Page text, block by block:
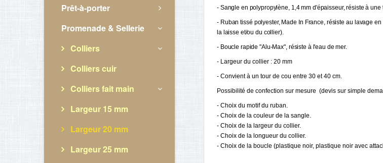
Prêt-à-porter
Promenade & Sellerie
Colliers
Colliers cuir
Colliers fait main
Largeur 15 mm
Largeur 20 mm
Largeur 25 mm
- Sangle en polypropylène, 1,4 mm d'épaisseur, résiste à une
- Ruban tissé polyester, Made In France, résiste au lavage
la laisse et/ou du collier).
- Boucle rapide "Alu-Max", résiste à l'eau de mer.
- Largeur du collier : 20 mm
- Convient à un tour de cou entre 30 et 40 cm.
Possibilité de confection sur mesure (devis sur simple
- Choix du motif du ruban.
- Choix de la couleur de la sangle.
- Choix de la largeur du collier.
- Choix de la longueur du collier.
- Choix de la boucle (plastique noir, plastique noir avec